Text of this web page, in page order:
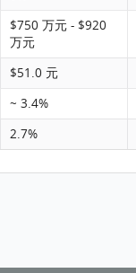
$750 万元 - $920
万元
$51.0 元
~ 3.4%
2.7%